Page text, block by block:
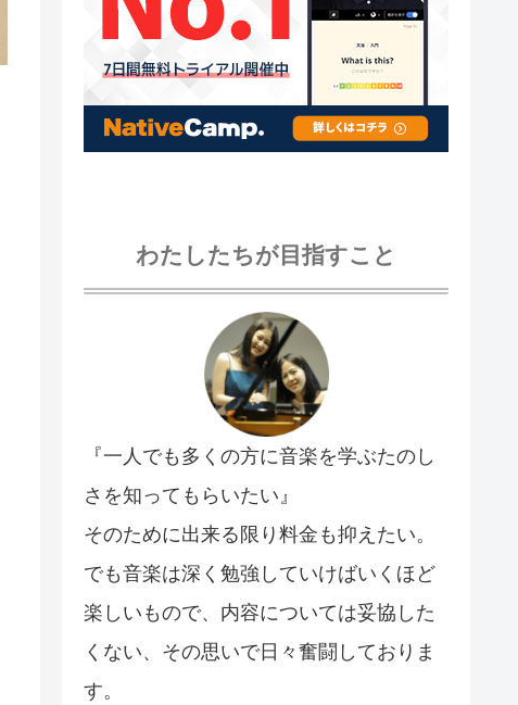
わたしたちが目指すこと
『一人でも多くの方に音楽を学ぶたのし
さを知ってもらいたい』
そのために出来る限り料金も抑えたい。
でも音楽は深く勉強していけばいくほど
楽しいもので、内容については妥協した
くない、その思いで日々奮闘しておりま
す。